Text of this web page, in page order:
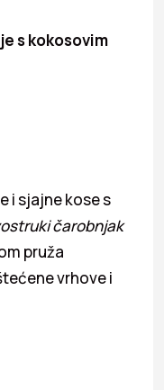
s kokosovim
i sjajne kose s
čarobnjak
pruža
vrhove i